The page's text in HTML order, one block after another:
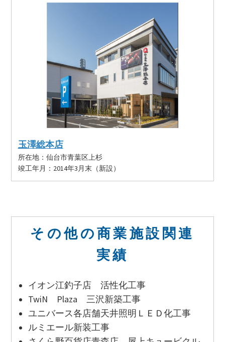
玉澤総本店
所在地：仙台市青葉区上杉
竣工年月：2014年3月末（新設）
その他の商業施設関連
実績
イオン江釣子店 活性化工事
TwiN Plaza 三沢新築工事
ユニバース各店舗天井照明ＬＥＤ化工事
ルミエール新装工事